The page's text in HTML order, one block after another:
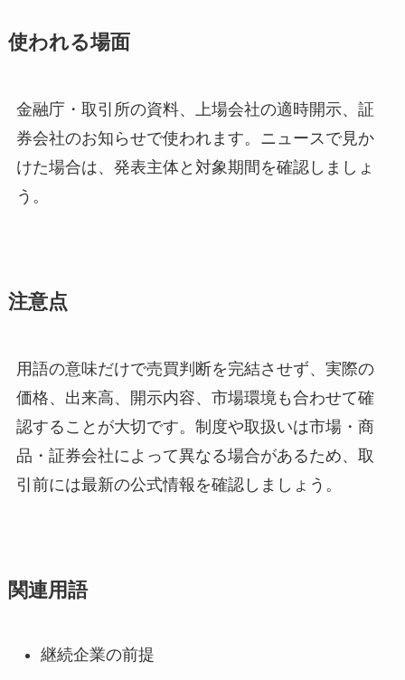
使われる場面
金融庁・取引所の資料、上場会社の適時開示、証
券会社のお知らせで使われます。ニュースで見か
けた場合は、発表主体と対象期間を確認しましょ
う。
注意点
用語の意味だけで売買判断を完結させず、実際の
価格、出来高、開示内容、市場環境も合わせて確
認することが大切です。制度や取扱いは市場・商
品・証券会社によって異なる場合があるため、取
引前には最新の公式情報を確認しましょう。
関連用語
継続企業の前提